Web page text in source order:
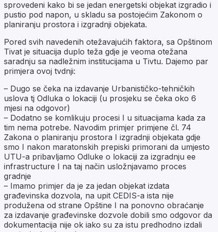
sprovedeni kako bi se jedan energetski objekat izgradio i
pustio pod napon, u skladu sa postojećim Zakonom o
planiranju prostora i izgradnji objekata.
Pored svih navedenih otežavajućih faktora, sa Opštinom
Tivat je situacija duplo teža gdje je veoma otežana
saradnju sa nadležnim institucijama u Tivtu. Dajemo par
primjera ovoj tvdnji:
– Dugo se čeka na izdavanje Urbanističko-tehničkih
uslova tj Odluka o lokaciji (u prosjeku se čeka oko 6
mjesi na odgovor)
– Dodatno se komlikuju procesi I u situacijama kada za
tim nema potrebe. Navodim primjer primjene čl. 74
Zakona o planiranju prostora I izgradnji objekata gdje
smo I nakon maratonskih prepiski primorani da umjesto
UTU-a pribavljamo Odluke o lokaciji za izgradnju ee
infrastructure I na taj način usložnjavamo proces
gradnje
– Imamo primjer da je za jedan objekat izdata
građevinska dozvola, na upit CEDIS-a ista nije
produžena od strane Opštine I na ponovno obraćanje
za izdavanje građevinske dozvole dobili smo odgovor da
dokumentacija nije ok iako su za istu predhodno izdali